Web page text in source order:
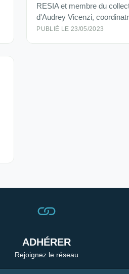
RESIA et membre du
d'Audrey Vicenzi,
PUBLIÉ LE 23/05/2023
ADHÉRER
Rejoignez le réseau